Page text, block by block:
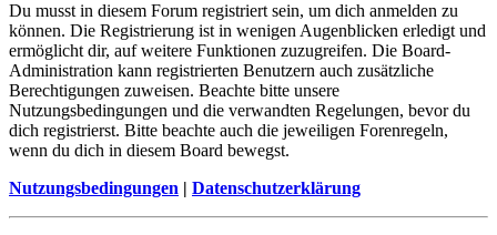
Du musst in diesem Forum registriert sein, um dich anmelden zu
können. Die Registrierung ist in wenigen Augenblicken erledigt und
ermöglicht dir, auf weitere Funktionen zuzugreifen. Die Board-
Administration kann registrierten Benutzern auch zusätzliche
Berechtigungen zuweisen. Beachte bitte unsere
Nutzungsbedingungen und die verwandten Regelungen, bevor du
dich registrierst. Bitte beachte auch die jeweiligen Forenregeln,
wenn du dich in diesem Board bewegst.
Nutzungsbedingungen | Datenschutzerklärung